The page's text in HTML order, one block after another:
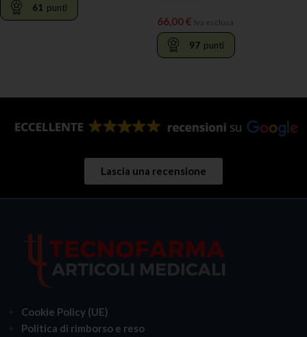
61 punti
66,00€ Iva esclusa
97 punti
Lascia una recensione
Cookie Policy (UE)
Politica di rimborso e reso